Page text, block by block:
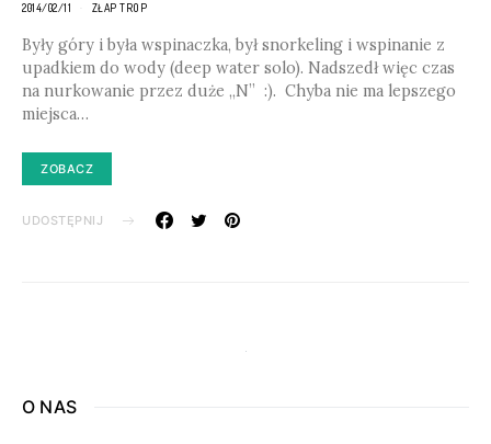
2014/02/11 ZŁAP TROP
Były góry i była wspinaczka, był snorkeling i wspinanie z
upadkiem do wody (deep water solo). Nadszedł więc czas
na nurkowanie przez duże „N” :). Chyba nie ma lepszego
miejsca…
ZOBACZ
UDOSTĘPNIJ
O NAS